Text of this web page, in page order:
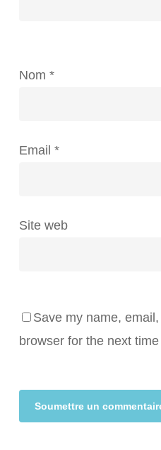
Nom *
Email *
Site web
Save my name,
browser for the next